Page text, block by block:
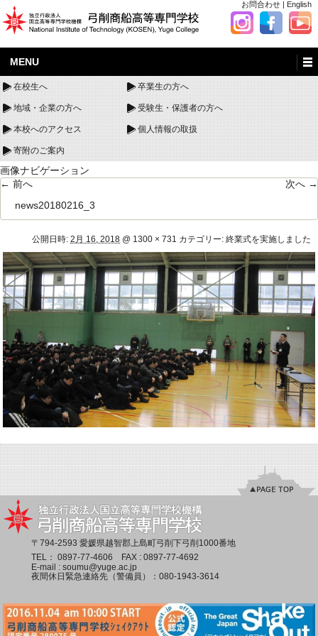
お問合わせ | English
MENU
在校生へ 卒業生の方へ
地域・企業の方へ 受験生・保護者の方へ
本校へのアクセス 個人情報の取扱
寄附のご案内
画像ナビゲーション
← 前へ
次へ →
news20180216_3
公開日時: 2月 16, 2018 @ 1300 × 731 カテゴリー: 終業式を実施しました
〒794-2593 愛媛県越智郡上島町弓削下弓削1000番地
TEL： 0897-77-4606 FAX : 0897-77-4692
E-mail : soumu@yuge.ac.jp
夜間休日緊急連絡先（警備員）： 080-1943-3614